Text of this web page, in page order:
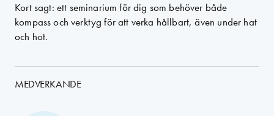
Kort sagt: ett seminarium för dig som behöver både
kompass och verktyg för att verka hållbart, även under hat
och hot.
MEDVERKANDE